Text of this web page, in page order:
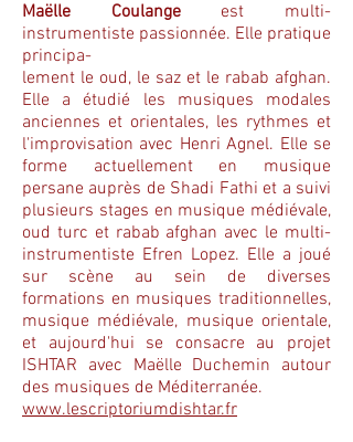
Maëlle Coulange est multi-
instrumentiste passionnée. Elle pratique
principa-
lement le oud, le saz et le rabab afghan.
Elle a étudié les musiques modales
anciennes et orientales, les rythmes et
l'improvisation avec Henri Agnel. Elle se
forme actuellement en musique
persane auprès de Shadi Fathi et a suivi
plusieurs stages en musique médiévale,
oud turc et rabab afghan avec le multi-
instrumentiste Efren Lopez. Elle a joué
sur scène au sein de diverses
formations en musiques traditionnelles,
musique médiévale, musique orientale,
et aujourd'hui se consacre au projet
ISHTAR avec Maëlle Duchemin autour
des musiques de Méditerranée.
www.lescriptoriumdishtar.fr